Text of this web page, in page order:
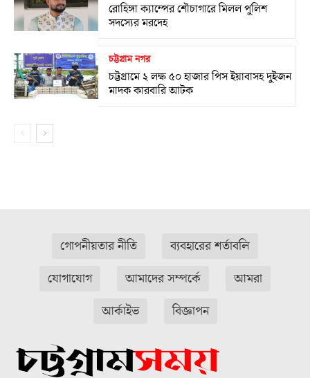
রোহিঙ্গা ক্যাম্পের শৌচাগারে মিলল পুলিশ
সদস্যের মরদেহ
চট্টগ্রাম নগর
চট্টগ্রামে ২ লক্ষ ৫০ হাজার পিস ইয়াবাসহ দুইজন
মাদক কারবারি আটক
গোপনীয়তার নীতি
ব্যবহারের শর্তাবলি
যোগাযোগ
আমাদের সম্পর্কে
আমরা
আর্কাইভ
বিজ্ঞাপন